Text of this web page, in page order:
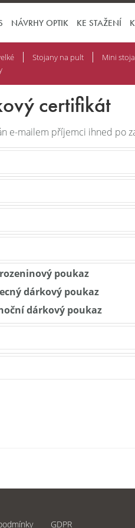
NÁVRHY OPTIK KE STAŽENÍ
Stojany na pult Mini
certifikát
e-mailem příjemci ihned po
poukaz
dárkový poukaz
dárkový poukaz
GDPR